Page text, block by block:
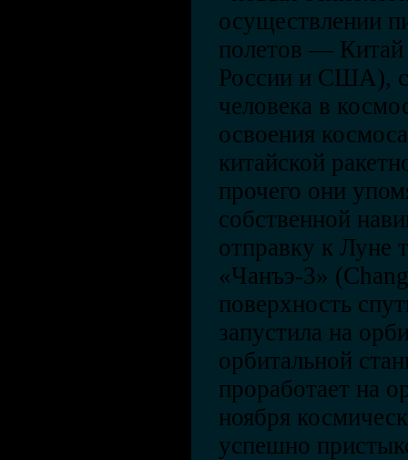
осуществлении
полетов — Китай
России и США),
человека в
освоения
китайской
прочего они
собственной
отправку к Луне
«Чанъэ-3»
поверхность
запустила на
орбитальной
проработает на
ноября
успешно